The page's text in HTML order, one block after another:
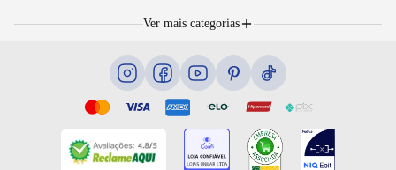
Portal de Vagas
Ver mais categorias